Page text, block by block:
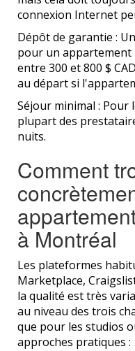
connexion Internet
Dépôt de garantie :
pour un appartement
entre 300 et 800 $
au départ si
Séjour minimal : Pour
plupart des
nuits.
Comment
à Montréal
Les plateformes
Marketplace,
la qualité est très
au niveau des trois
que pour les studios
approches pratiques :